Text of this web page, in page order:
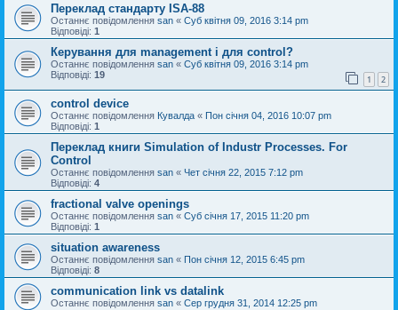
Переклад стандарту ISA-88
Останнє повідомлення san « Суб квітня 09, 2016 3:14 pm
Відповіді: 1
Керування для management і для control?
Останнє повідомлення san « Суб квітня 09, 2016 3:14 pm
Відповіді: 19 1 2
control device
Останнє повідомлення Кувалда « Пон січня 04, 2016 10:07 pm
Відповіді: 1
Переклад книги Simulation of Industr Processes. For
Control
Останнє повідомлення san « Чет січня 22, 2015 7:12 pm
Відповіді: 4
fractional valve openings
Останнє повідомлення san « Суб січня 17, 2015 11:20 pm
Відповіді: 1
situation awareness
Останнє повідомлення san « Пон січня 12, 2015 6:45 pm
Відповіді: 8
communication link vs datalink
Останнє повідомлення san « Сер грудня 31, 2014 12:25 pm